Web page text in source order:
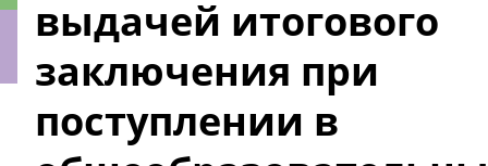
выдачей итогового
заключения при
поступлении в